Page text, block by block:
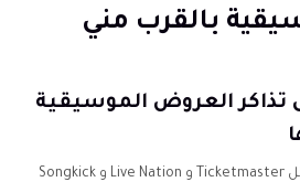
بالقرب مني
تذاكر العروض الموسيقية
تسهل البوابات الإلكترونية مثل Ticketmaster و Live Nation و Songkick